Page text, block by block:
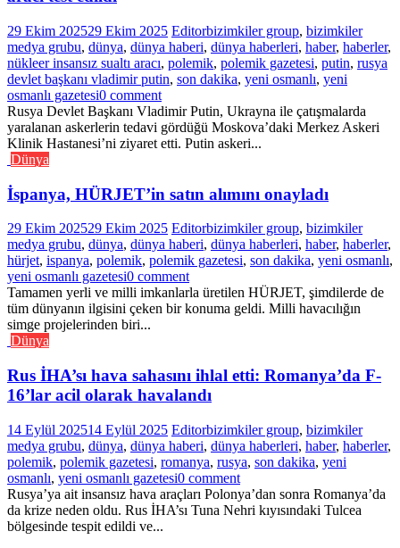
29 Ekim 202529 Ekim 2025 Editorbizimkiler group, bizimkiler
medya grubu, dünya, dünya haberi, dünya haberleri, haber, haberler,
nükleer insansız sualtı aracı, polemik, polemik gazetesi, putin, rusya
devlet başkanı vladimir putin, son dakika, yeni osmanlı, yeni
osmanlı gazetesi0 comment
Rusya Devlet Başkanı Vladimir Putin, Ukrayna ile çatışmalarda
yaralanan askerlerin tedavi gördüğü Moskova’daki Merkez Askeri
Klinik Hastanesi’ni ziyaret etti. Putin askeri...
Dünya
İspanya, HÜRJET’in satın alımını onayladı
29 Ekim 202529 Ekim 2025 Editorbizimkiler group, bizimkiler
medya grubu, dünya, dünya haberi, dünya haberleri, haber, haberler,
hürjet, ispanya, polemik, polemik gazetesi, son dakika, yeni osmanlı,
yeni osmanlı gazetesi0 comment
Tamamen yerli ve milli imkanlarla üretilen HÜRJET, şimdilerde de
tüm dünyanın ilgisini çeken bir konuma geldi. Milli havacılığın
simge projelerinden biri...
Dünya
Rus İHA’sı hava sahasını ihlal etti: Romanya’da F-
16’lar acil olarak havalandı
14 Eylül 202514 Eylül 2025 Editorbizimkiler group, bizimkiler
medya grubu, dünya, dünya haberi, dünya haberleri, haber, haberler,
polemik, polemik gazetesi, romanya, rusya, son dakika, yeni
osmanlı, yeni osmanlı gazetesi0 comment
Rusya’ya ait insansız hava araçları Polonya’dan sonra Romanya’da
da krize neden oldu. Rus İHA’sı Tuna Nehri kıyısındaki Tulcea
bölgesinde tespit edildi ve...